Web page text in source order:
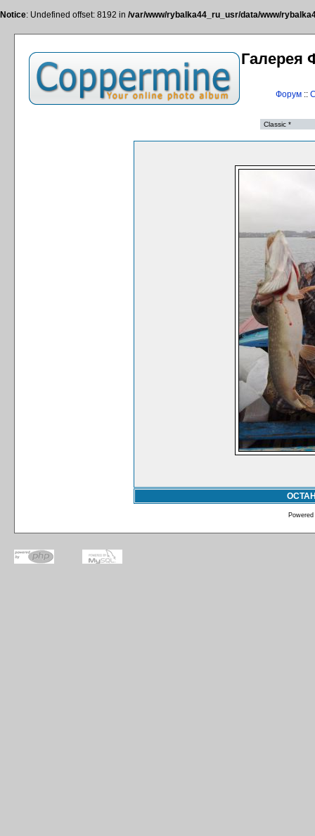
Notice: Undefined offset: 8192 in /var/www/rybalka44_ru_usr/data/www/
Галерея
Форум::